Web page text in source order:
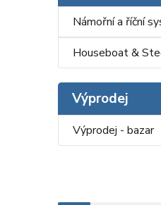
Námořní a říční
Houseboat &
Výprodej
Výprodej - bazar